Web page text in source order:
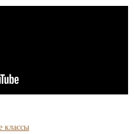
классы